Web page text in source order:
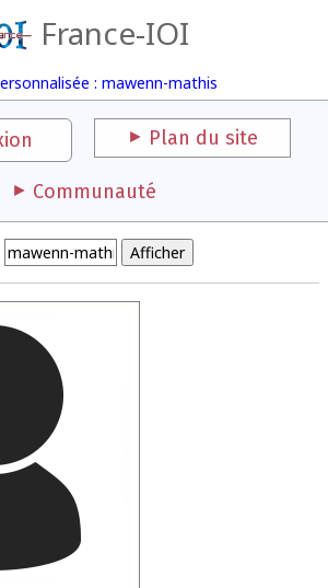
France-IOI
: mawenn-mathis
Plan du site
Communauté